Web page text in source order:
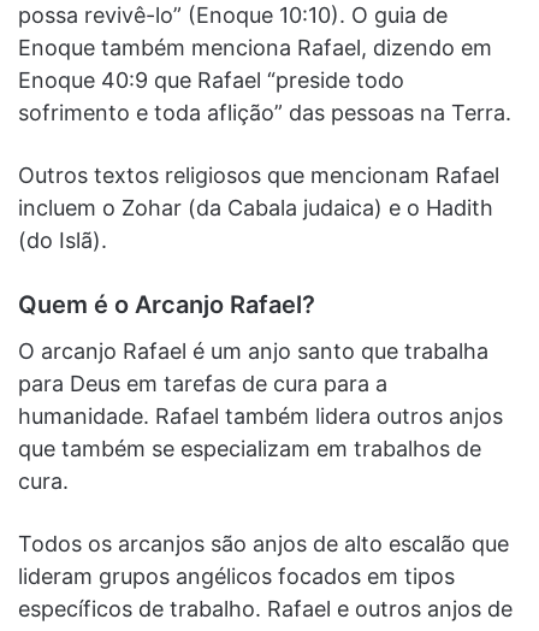
possa revivê-lo” (Enoque 10:10). O guia de
Enoque também menciona Rafael, dizendo em
Enoque 40:9 que Rafael “preside todo
sofrimento e toda aflição” das pessoas na Terra.
Outros textos religiosos que mencionam Rafael
incluem o Zohar (da Cabala judaica) e o Hadith
(do Islã).
Quem é o Arcanjo Rafael?
O arcanjo Rafael é um anjo santo que trabalha
para Deus em tarefas de cura para a
humanidade. Rafael também lidera outros anjos
que também se especializam em trabalhos de
cura.
Todos os arcanjos são anjos de alto escalão que
lideram grupos angélicos focados em tipos
específicos de trabalho. Rafael e outros anjos de